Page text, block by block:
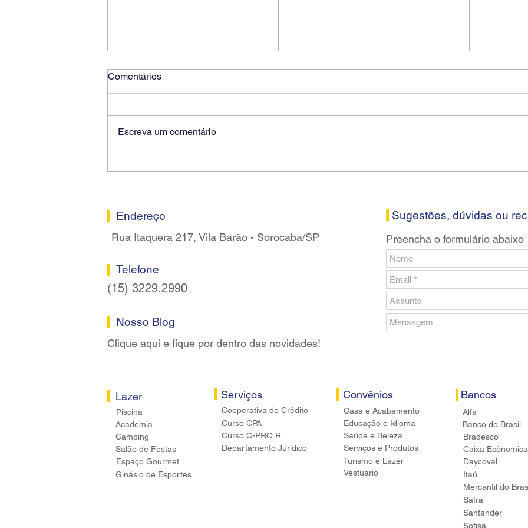
Comentários
Escreva um comentário
Endereço
Rua Itaquera 217, Vila Barão - Sorocaba/SP
Telefone
(15) 3229.2990
Nosso Blog
Clique aqui e fique por dentro das novidades!
Lazer
Piscina
Academia
Camping
Salão de Festas
Espaço Gourmet
Ginásio de Esportes
Serviços
Cooperativa de Crédito
Curso CPA
Curso C-PRO R
Departamento Jurídico
Sugestões, dúvidas ou
Preencha o formulário abaixo
Convênios
Casa e Acabamento
Educação e Idioma
Saúde e Beleza
Serviços e Produtos
Turismo e Lazer
Vestuário
Bancos
Alfa
Banco do Brasil
Bradesco
Caixa
Daycoval
Itaú
Mercantil do
Safra
Santander
Sofisa